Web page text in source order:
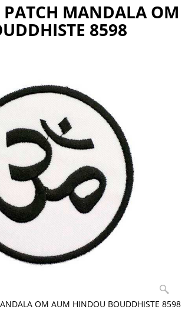
PATCH MANDALA OM
8598
OM AUM HINDOU BOUDDHISTE 8598